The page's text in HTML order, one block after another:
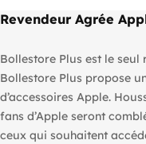
Revendeur Agrée
Bollestore Plus est le
Bollestore Plus propose
d’accessoires Apple.
fans d’Apple seront
ceux qui souhaitent